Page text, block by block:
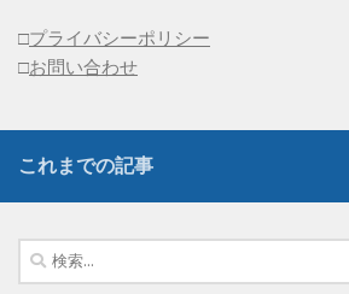
□プライバシーポリシー
□お問い合わせ
これまでの記事
検
索: